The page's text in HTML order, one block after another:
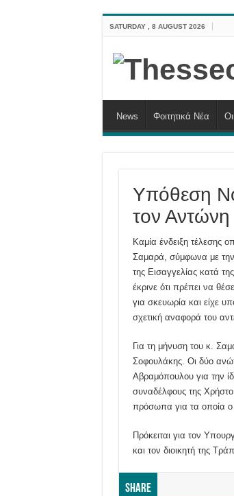
SATURDAY , 8 AUGUST 2026
News Φοιτητικά Νέα
Υπόθεση
τον
Καμία ένδειξη τέλεσης
Σαμαρά, σύμφωνα με την
της Εισαγγελίας κατά
έκρινε ότι πρέπει να
για σκευωρία και είχε
σχετική αναφορά του
Για τη μήνυση του κ.
Σοφουλάκης. Οι δύο
Αβραμόπουλου για την
συναδέλφους της
πρόσωπα για τα οποία ο
Πρόκειται για τον
και τον διοικητή της
Share